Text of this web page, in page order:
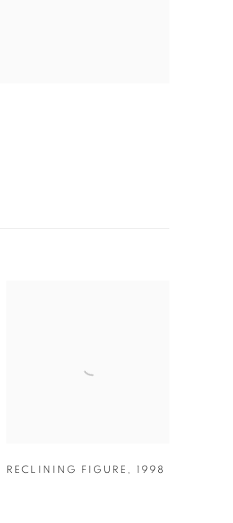
RECLINING FIGURE , 1998